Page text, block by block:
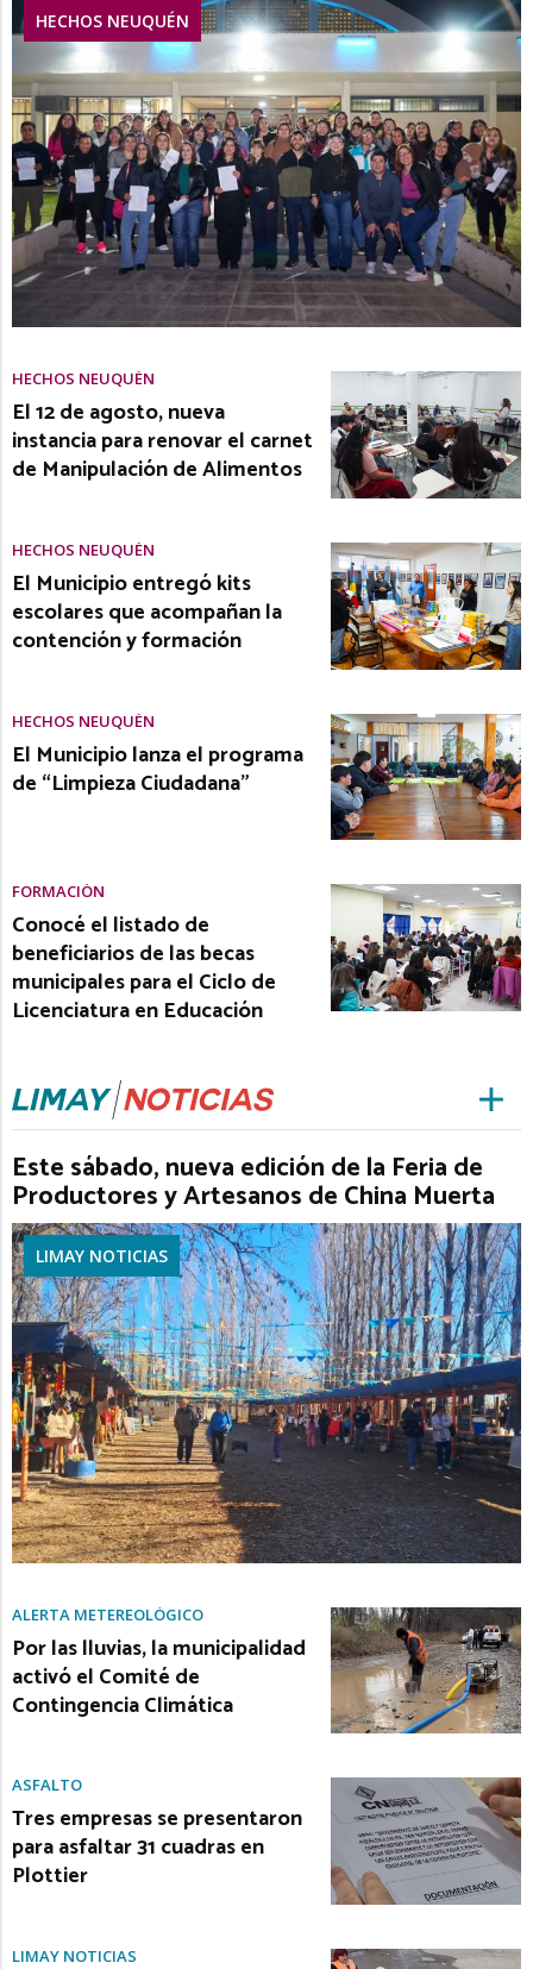
HECHOS NEUQUÉN
HECHOS NEUQUÉN
El 12 de agosto, nueva
instancia para renovar el carnet
de Manipulación de Alimentos
HECHOS NEUQUÉN
El Municipio entregó kits
escolares que acompañan la
contención y formación
HECHOS NEUQUÉN
El Municipio lanza el programa
de “Limpieza Ciudadana”
FORMACIÓN
Conocé el listado de
beneficiarios de las becas
municipales para el Ciclo de
Licenciatura en Educación
Este sábado, nueva edición de la Feria de
Productores y Artesanos de China Muerta
LIMAY NOTICIAS
ALERTA METEREOLÓGICO
Por las lluvias, la municipalidad
activó el Comité de
Contingencia Climática
ASFALTO
Tres empresas se presentaron
para asfaltar 31 cuadras en
Plottier
LIMAY NOTICIAS